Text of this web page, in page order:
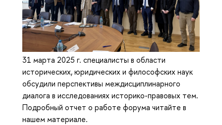
31 марта 2025 г. специалисты в области
исторических, юридических и философских наук
обсудили перспективы междисциплинарного
диалога в исследованиях историко-правовых тем.
Подробный отчет о работе форума читайте в
нашем материале.